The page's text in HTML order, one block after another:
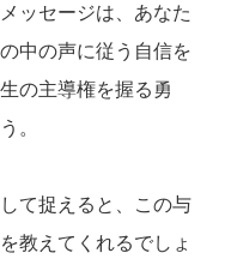
ッセージは、あなた
中の声に従う自信を
の主導権を握る勇
。
て捉えると、この与
教えてくれるでしょ